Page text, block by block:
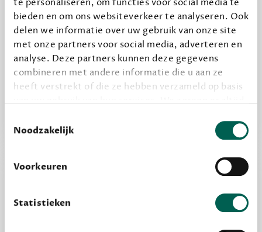
te personaliseren, om functies voor social media te
bieden en om ons websiteverkeer te analyseren. Ook
delen we informatie over uw gebruik van onze site
met onze partners voor social media, adverteren en
analyse. Deze partners kunnen deze gegevens
combineren met andere informatie die u aan ze
heeft verstrekt of die ze hebben verzameld op basis
grondslag gebeurt, en er niet onnodig data van je
wordt verwerkt. Gevoelige persoonsgegevens delen
Noodzakelijk
Voorkeuren
Statistieken
Alles van Dewey Free
Word een bovengemiddelde lezer met 6 boeken
per jaar
Vooraf een tipje van de sluier, zodat je kunt